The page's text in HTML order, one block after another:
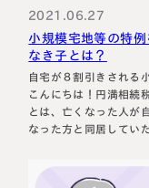
2021.06.27
小規模宅地等の特
なき子とは？
自宅が８割引きされる
こんにちは！円満相続税理士法人
とは、亡くなった人が
なった方と同居してい